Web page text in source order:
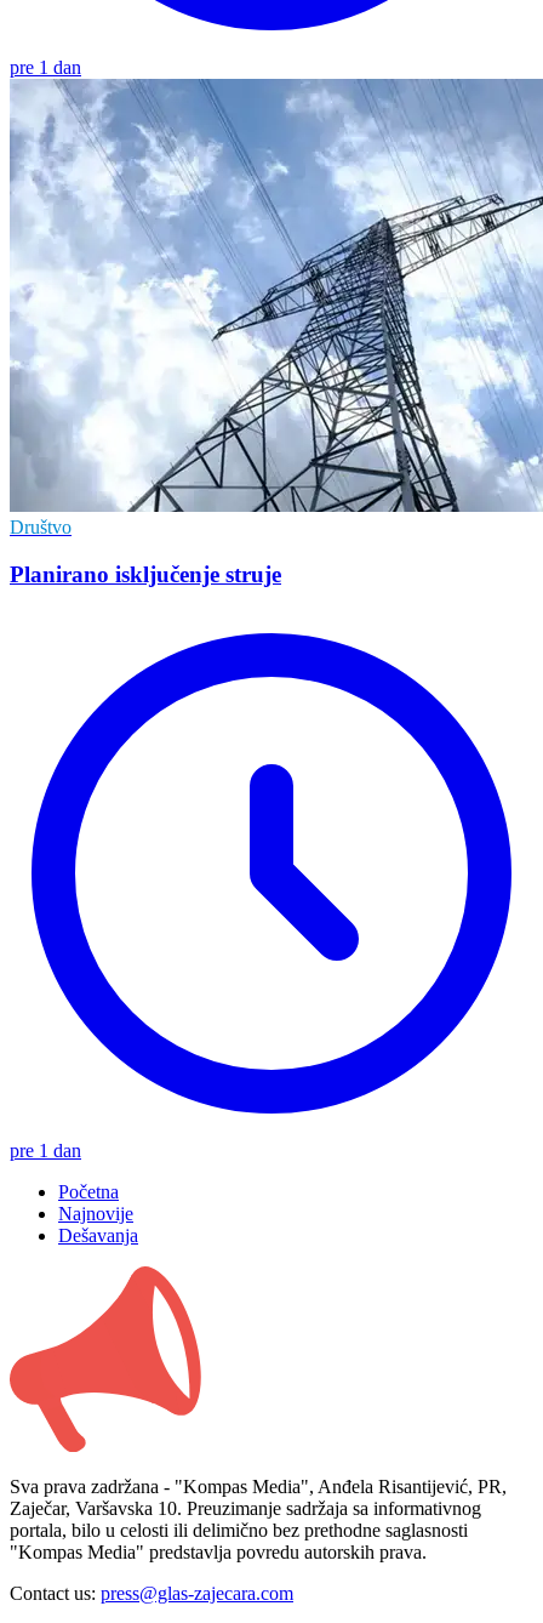
pre 1 dan
Društvo
Planirano isključenje struje
pre 1 dan
Početna
Najnovije
Dešavanja
Sva prava zadržana - "Kompas Media", Anđela Risantijević, PR,
Zaječar, Varšavska 10. Preuzimanje sadržaja sa informativnog
portala, bilo u celosti ili delimično bez prethodne saglasnosti
"Kompas Media" predstavlja povredu autorskih prava.
Contact us: press@glas-zajecara.com